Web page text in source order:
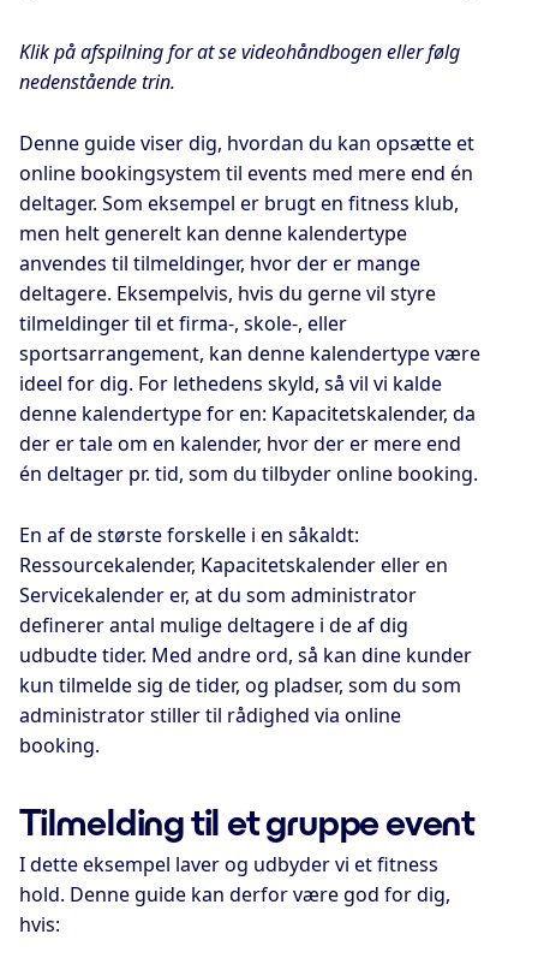
Klik på afspilning for at se videohåndbogen eller følg
nedenstående trin.
Denne guide viser dig, hvordan du kan opsætte et
online bookingsystem til events med mere end én
deltager. Som eksempel er brugt en fitness klub,
men helt generelt kan denne kalendertype
anvendes til tilmeldinger, hvor der er mange
deltagere. Eksempelvis, hvis du gerne vil styre
tilmeldinger til et firma-, skole-, eller
sportsarrangement, kan denne kalendertype være
ideel for dig. For lethedens skyld, så vil vi kalde
denne kalendertype for en: Kapacitetskalender, da
der er tale om en kalender, hvor der er mere end
én deltager pr. tid, som du tilbyder online booking.
En af de største forskelle i en såkaldt:
Ressourcekalender, Kapacitetskalender eller en
Servicekalender er, at du som administrator
definerer antal mulige deltagere i de af dig
udbudte tider. Med andre ord, så kan dine kunder
kun tilmelde sig de tider, og pladser, som du som
administrator stiller til rådighed via online
booking.
Tilmelding til et gruppe event
I dette eksempel laver og udbyder vi et fitness
hold. Denne guide kan derfor være god for dig,
hvis: